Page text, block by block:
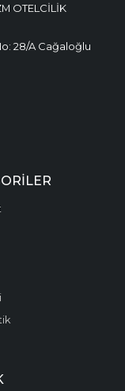
OTELCİLİK
28/A Cağaloğlu